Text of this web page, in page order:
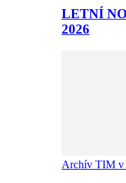
LETNÍ
2026
Archív TIM v